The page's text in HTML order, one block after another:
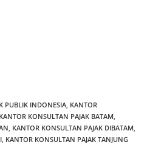
PUBLIK INDONESIA, KANTOR
KANTOR KONSULTAN PAJAK BATAM,
, KANTOR KONSULTAN PAJAK DIBATAM,
, KANTOR KONSULTAN PAJAK TANJUNG